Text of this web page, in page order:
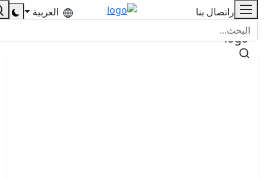
للإشهار اتصال بنا العربية